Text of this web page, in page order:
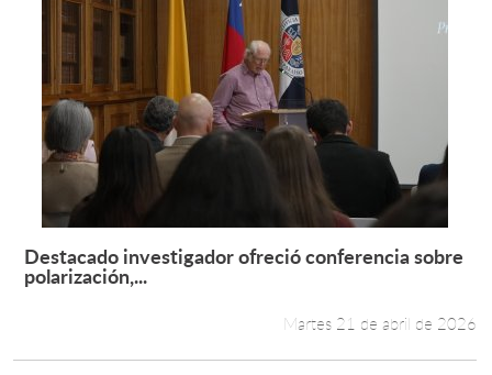
Leer más +
Destacado investigador ofreció conferencia sobre
polarización,...
Martes 21 de abril de 2026